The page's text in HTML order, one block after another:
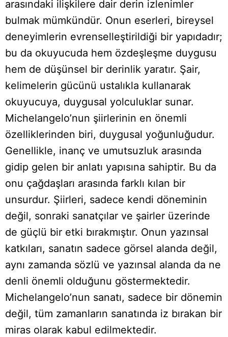
arasındaki ilişkilere dair derin izlenimler
bulmak mümkündür. Onun eserleri, bireysel
deneyimlerin evrenselleştirildiği bir yapıdadır;
bu da okuyucuda hem özdeşleşme duygusu
hem de düşünsel bir derinlik yaratır. Şair,
kelimelerin gücünü ustalıkla kullanarak
okuyucuya, duygusal yolculuklar sunar.
Michelangelo’nun şiirlerinin en önemli
özelliklerinden biri, duygusal yoğunluğudur.
Genellikle, inanç ve umutsuzluk arasında
gidip gelen bir anlatı yapısına sahiptir. Bu da
onu çağdaşları arasında farklı kılan bir
unsurdur. Şiirleri, sadece kendi döneminin
değil, sonraki sanatçılar ve şairler üzerinde
de güçlü bir etki bırakmıştır. Onun yazınsal
katkıları, sanatın sadece görsel alanda değil,
aynı zamanda sözlü ve yazınsal alanda da ne
denli önemli olduğunu göstermektedir.
Michelangelo’nun sanatı, sadece bir dönemin
değil, tüm zamanların sanatında iz bırakan bir
miras olarak kabul edilmektedir.